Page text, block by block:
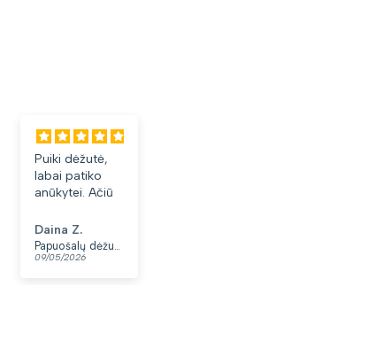
Puiki dėžutė,
labai patiko
anūkytei. Ačiū
Daina Z.
Papuošalų dėžutė T32-1
09/05/2026